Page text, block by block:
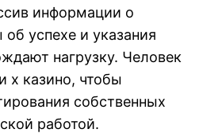
информации о
об успехе и указания
нагрузку. Человек
х казино, чтобы
собственных
работой.